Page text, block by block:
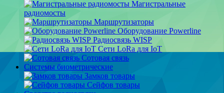
Магистральные
радиомосты
Маршрутизаторы
Оборудование Powerline
Радиосвязь WISP
Сети LoRa для IoT
Сотовая связь
Системы биометрические
Замков товары
Сейфов товары